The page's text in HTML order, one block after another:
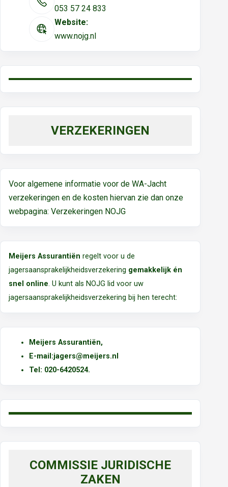
053 57 24 833
Website:
www.nojg.nl
VERZEKERINGEN
Voor algemene informatie voor de WA-Jacht
verzekeringen en de kosten hiervan zie dan onze
webpagina: Verzekeringen NOJG
Meijers Assurantiën regelt voor u de
jagersaansprakelijkheidsverzekering gemakkelijk én
snel online. U kunt als NOJG lid voor uw
jagersaansprakelijkheidsverzekering bij hen terecht:
Meijers Assurantiën,
E-mail:jagers@meijers.nl
Tel: 020-6420524.
COMMISSIE JURIDISCHE
ZAKEN